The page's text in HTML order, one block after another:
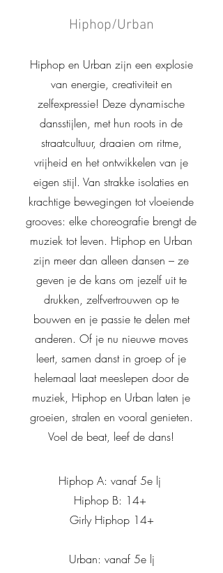
Hiphop/Urban
Hiphop en Urban zijn een explosie
van energie, creativiteit en
zelfexpressie! Deze dynamische
dansstijlen, met hun roots in de
straatcultuur, draaien om ritme,
vrijheid en het ontwikkelen van je
eigen stijl. Van strakke isolaties en
krachtige bewegingen tot vloeiende
grooves: elke choreografie brengt de
muziek tot leven. Hiphop en Urban
zijn meer dan alleen dansen – ze
geven je de kans om jezelf uit te
drukken, zelfvertrouwen op te
bouwen en je passie te delen met
anderen. Of je nu nieuwe moves
leert, samen danst in groep of je
helemaal laat meeslepen door de
muziek, Hiphop en Urban laten je
groeien, stralen en vooral genieten.
Voel de beat, leef de dans!
Hiphop A: vanaf 5e lj
Hiphop B: 14+
Girly Hiphop 14+
Urban: vanaf 5e lj